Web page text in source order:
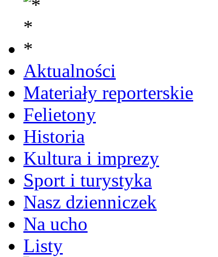
Aktualności
Materiały reporterskie
Felietony
Historia
Kultura i imprezy
Sport i turystyka
Nasz dzienniczek
Na ucho
Listy